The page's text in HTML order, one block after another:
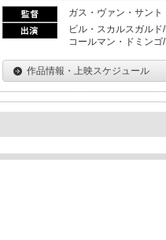
ガス・ヴァン・サント
ビル・スカルスガル
コールマン・ドミン
作品情報・上映スケジュール